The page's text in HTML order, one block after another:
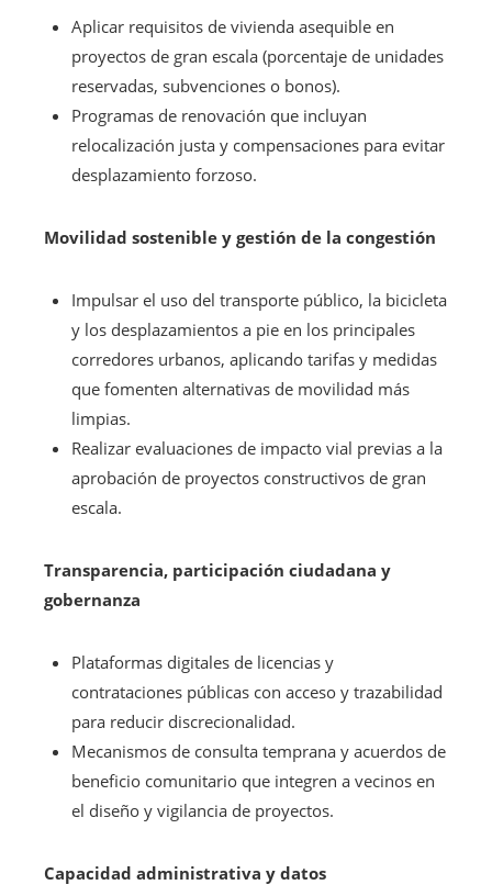
Aplicar requisitos de vivienda asequible en
proyectos de gran escala (porcentaje de unidades
reservadas, subvenciones o bonos).
Programas de renovación que incluyan
relocalización justa y compensaciones para evitar
desplazamiento forzoso.
Movilidad sostenible y gestión de la congestión
Impulsar el uso del transporte público, la bicicleta
y los desplazamientos a pie en los principales
corredores urbanos, aplicando tarifas y medidas
que fomenten alternativas de movilidad más
limpias.
Realizar evaluaciones de impacto vial previas a la
aprobación de proyectos constructivos de gran
escala.
Transparencia, participación ciudadana y
gobernanza
Plataformas digitales de licencias y
contrataciones públicas con acceso y trazabilidad
para reducir discrecionalidad.
Mecanismos de consulta temprana y acuerdos de
beneficio comunitario que integren a vecinos en
el diseño y vigilancia de proyectos.
Capacidad administrativa y datos